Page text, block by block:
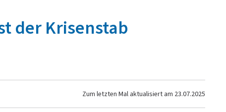
der Krisenstab
Zum letzten Mal aktualisiert am 23.07.2025